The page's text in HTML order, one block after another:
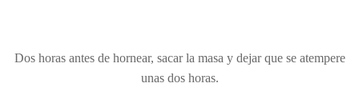
Dos horas antes de hornear, sacar la masa y dejar que se atempere
unas dos horas.